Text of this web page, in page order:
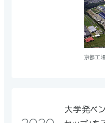
京都工
大学発ベン